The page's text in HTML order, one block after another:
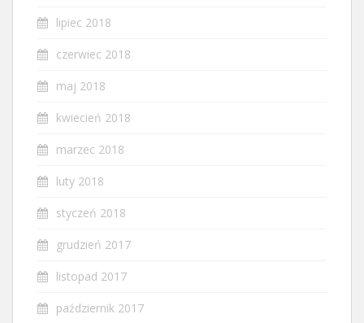
lipiec 2018
czerwiec 2018
maj 2018
kwiecień 2018
marzec 2018
luty 2018
styczeń 2018
grudzień 2017
listopad 2017
październik 2017